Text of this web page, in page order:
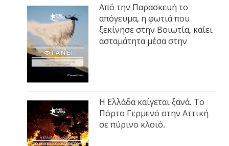
Από την Παρασκευή το
απόγευμα, η φωτιά που
ξεκίνησε στην Βοιωτία, καίει
ασταμάτητα μέσα στην
Η Ελλάδα καίγεται ξανά. Το
Πόρτο Γερμενό στην Αττική
σε πύρινο κλοιό.